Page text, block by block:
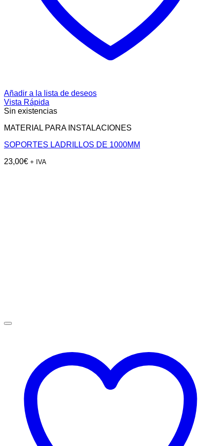
Añadir a la lista de deseos
Vista Rápida
Sin existencias
MATERIAL PARA INSTALACIONES
SOPORTES LADRILLOS DE 1000MM
23,00€ + IVA